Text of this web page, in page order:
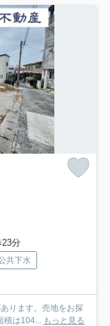
分
共下水
ります。売地をお探
は104...
もっと見る